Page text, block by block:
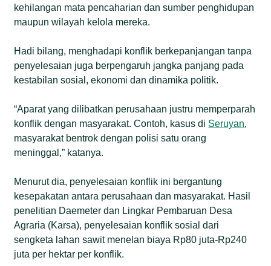
kehilangan mata pencaharian dan sumber penghidupan
maupun wilayah kelola mereka.
Hadi bilang, menghadapi konflik berkepanjangan tanpa
penyelesaian juga berpengaruh jangka panjang pada
kestabilan sosial, ekonomi dan dinamika politik.
“Aparat yang dilibatkan perusahaan justru memperparah
konflik dengan masyarakat. Contoh, kasus di Seruyan,
masyarakat bentrok dengan polisi satu orang
meninggal,” katanya.
Menurut dia, penyelesaian konflik ini bergantung
kesepakatan antara perusahaan dan masyarakat. Hasil
penelitian Daemeter dan Lingkar Pembaruan Desa
Agraria (Karsa), penyelesaian konflik sosial dari
sengketa lahan sawit menelan biaya Rp80 juta-Rp240
juta per hektar per konflik.